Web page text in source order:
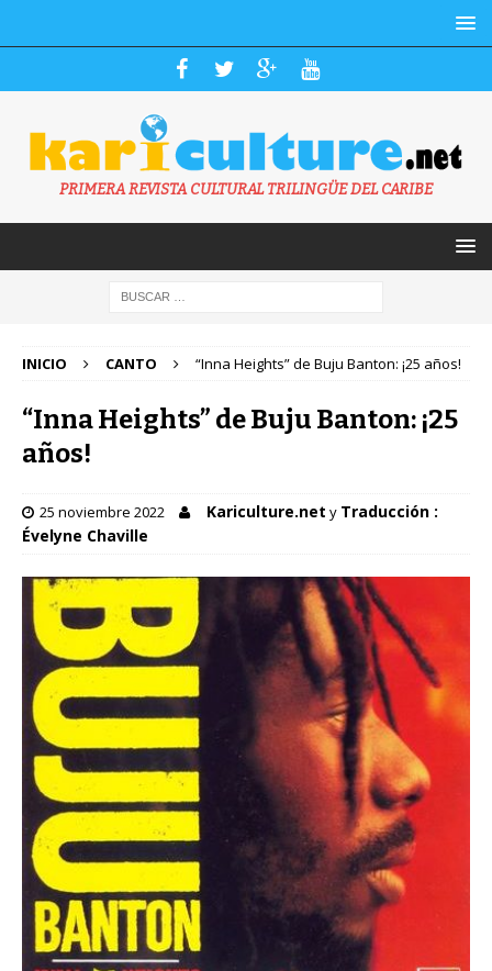
PRIMERA REVISTA CULTURAL TRILINGÜE DEL CARIBE
INICIO CANTO “Inna Heights” de Buju Banton: ¡25 años!
“Inna Heights” de Buju Banton: ¡25
años!
25 noviembre 2022 Kariculture.net y Traducción :
Évelyne Chaville